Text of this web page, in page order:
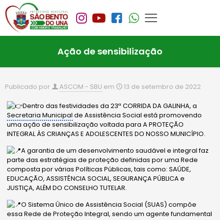
Ação de sensibilização
Publicado por ASCOM - SBU em 13 de setembro de 2022
Dentro das festividades da 23ª CORRIDA DA GALINHA, a
Secretaria Municipal de Assistência Social está promovendo
uma ação de sensibilização voltada para A PROTEÇÃO
INTEGRAL ÀS CRIANÇAS E ADOLESCENTES DO NOSSO MUNICÍPIO.
A garantia de um desenvolvimento saudável e integral faz
parte das estratégias de proteção definidas por uma Rede
composta por várias Políticas Públicas, tais como: SAÚDE,
EDUCAÇÃO, ASSISTÊNCIA SOCIAL, SEGURANÇA PÚBLICA e
JUSTIÇA, ALÉM DO CONSELHO TUTELAR.
O Sistema Único de Assistência Social (SUAS) compõe
essa Rede de Proteção Integral, sendo um agente fundamental